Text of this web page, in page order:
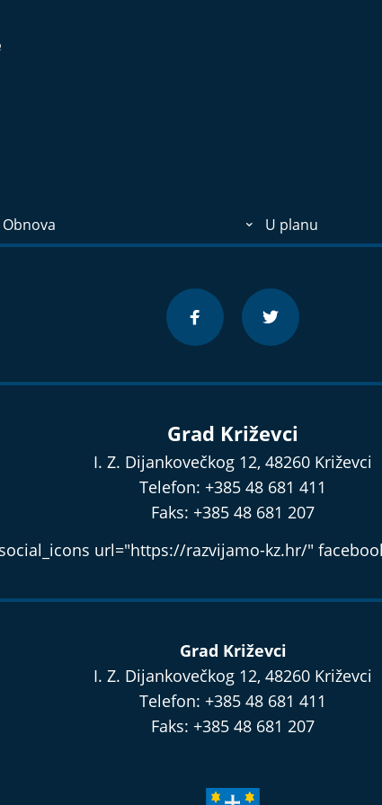
Obnova U planu
Grad Križevci
I. Z. Dijankovečkog 12, 48260 Križevci
Telefon: +385 48 681 411
Faks: +385 48 681 207
url="https://razvijamo-kz.hr/"
Grad Križevci
I. Z. Dijankovečkog 12, 48260 Križevci
Telefon: +385 48 681 411
Faks: +385 48 681 207